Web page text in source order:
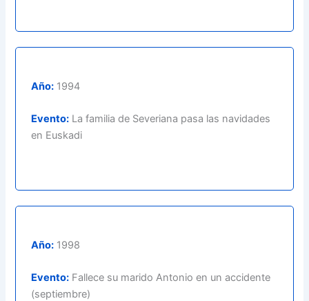
Año: 1994
Evento: La familia de Severiana pasa las navidades
en Euskadi
Año: 1998
Evento: Fallece su marido Antonio en un accidente
(septiembre)